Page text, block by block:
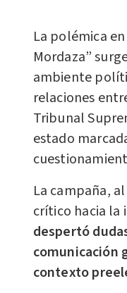
La polémica
Mordaza”
ambiente
relaciones
Tribunal
estado
La campaña,
crítico hacia
despertó
comunicación
contexto